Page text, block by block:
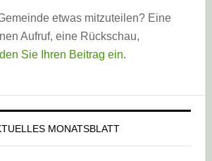
etwas mitzuteilen? Eine
Aufruf, eine Rückschau,
Sie Ihren Beitrag ein.
MONATSBLATT